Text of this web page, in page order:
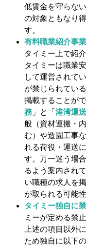
低賃金を守らな
の対象ともなり
す。
有料職業紹介事
タイミー上で紹
タイミーは職業
して運営されて
が禁じられている
掲載することが
務 」と「 港湾運
般（資材運搬・
む）や造園工事
れる荷役・運送
す。万一迷う場
るよう案内され
い職種の求人を
が取られる可能
タイミー独自に
ミーが定める禁止
上述の項目以外
ため独自に以下